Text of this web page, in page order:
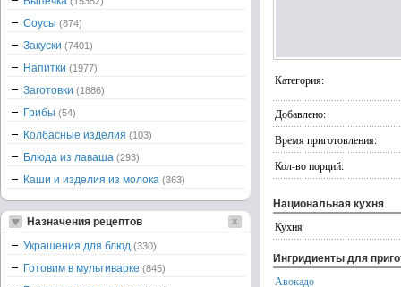
Категория:
Добавлено:
Время приготовления:
Кол-во порций:
Национальная кухня
Кухня
Ингридиенты для
Авокадо
Соусы (874)
Закуски (7401)
Напитки (1977)
Заготовки (1886)
Грибы (54)
Колбасные изделия (103)
Блюда из лаваша (293)
Каши и изделия из молока (363)
Назначения рецептов
Украшения для блюд (330)
Готовим в мультиварке (845)